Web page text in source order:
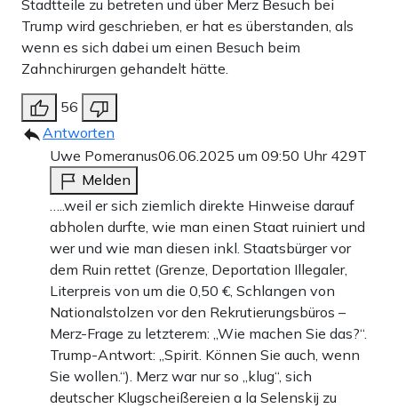
Stadtteile zu betreten und über Merz Besuch bei
Trump wird geschrieben, er hat es überstanden, als
wenn es sich dabei um einen Besuch beim
Zahnchirurgen gehandelt hätte.
56
Antworten
Uwe Pomeranus06.06.2025 um 09:50 Uhr 429T
Melden
…..weil er sich ziemlich direkte Hinweise darauf
abholen durfte, wie man einen Staat ruiniert und
wer und wie man diesen inkl. Staatsbürger vor
dem Ruin rettet (Grenze, Deportation Illegaler,
Literpreis von um die 0,50 €, Schlangen von
Nationalstolzen vor den Rekrutierungsbüros –
Merz-Frage zu letzterem: „Wie machen Sie das?“.
Trump-Antwort: „Spirit. Können Sie auch, wenn
Sie wollen.“). Merz war nur so „klug“, sich
deutscher Klugscheißereien a la Selenskij zu